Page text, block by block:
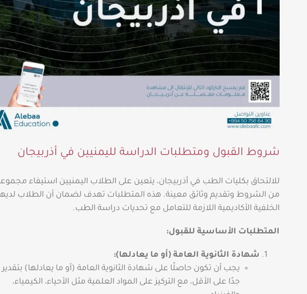
شروط القبول ومتطلبات الدراسة لليمنيين في أذربيجان
للالتحاق بكليات الطب في أذربيجان، يتعين على الطلاب اليمنيين استيفاء
من الشروط وتقديم وثائق معينة. هذه المتطلبات تهدف لضمان أن الطلاب
الخلفية الأكاديمية اللازمة للتعامل مع تحديات دراسة الطب.
المتطلبات الأساسية للقبول:
شهادة الثانوية العامة (أو ما يعادلها):
يجب أن تكون حاصلًا على شهادة الثانوية العامة (أو ما يعادلها)
جدًا على الأقل، مع التركيز على المواد العلمية مثل الأحياء، الكيمياء،